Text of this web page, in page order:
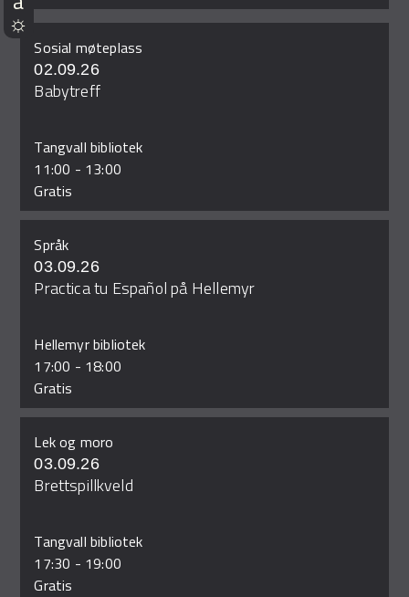
Sosial møteplass
02.09.26
Babytreff
Tangvall bibliotek
11:00 - 13:00
Gratis
Språk
03.09.26
Practica tu Español på Hellemyr
Hellemyr bibliotek
17:00 - 18:00
Gratis
Lek og moro
03.09.26
Brettspillkveld
Tangvall bibliotek
17:30 - 19:00
Gratis